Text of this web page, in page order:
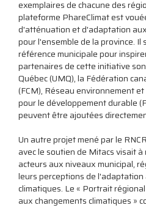
exemplaires de chacune des
plateforme PhareClimat est
d'atténuation et d'adaptation
pour l'ensemble de la province.
référence municipale pour
partenaires de cette initiative
Québec (UMQ), la Fédération
(FCM), Réseau environnement
pour le développement durable
peuvent être ajoutées
Un autre projet mené par le
avec le soutien de Mitacs visait
acteurs aux niveaux municipal,
leurs perceptions de
climatiques. Le « Portrait
aux changements climatiques »